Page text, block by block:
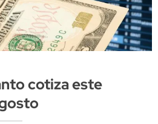
cotiza este